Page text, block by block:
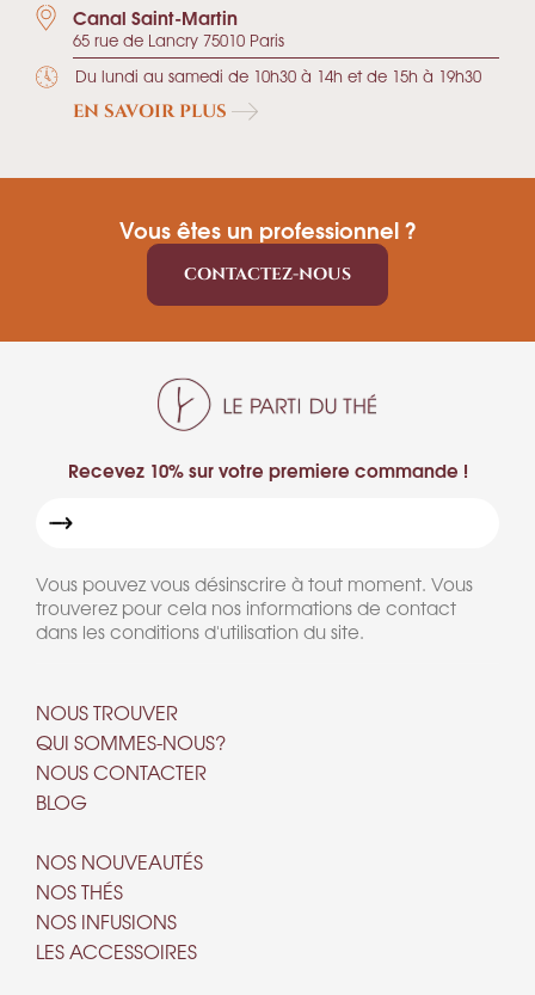
Canal Saint-Martin
65 rue de Lancry 75010 Paris
Du lundi au samedi de 10h30 à 14h et de 15h à 19h30
EN SAVOIR PLUS
Vous êtes un professionnel ?
CONTACTEZ-NOUS
Recevez 10% sur votre premiere commande !
Vous pouvez vous désinscrire à tout moment. Vous
trouverez pour cela nos informations de contact
dans les conditions d'utilisation du site.
NOUS TROUVER
QUI SOMMES-NOUS?
NOUS CONTACTER
BLOG
NOS NOUVEAUTÉS
NOS THÉS
NOS INFUSIONS
LES ACCESSOIRES